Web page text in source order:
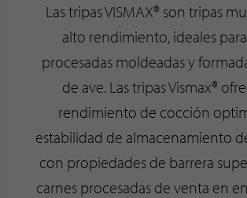
Las tripas VISMAX® son tripas
alto rendimiento, ideales
procesadas moldeadas y
de ave. Las tripas Vismax®
rendimiento de cocción
estabilidad de almacenamiento
con propiedades de barrera
carnes procesadas de venta en